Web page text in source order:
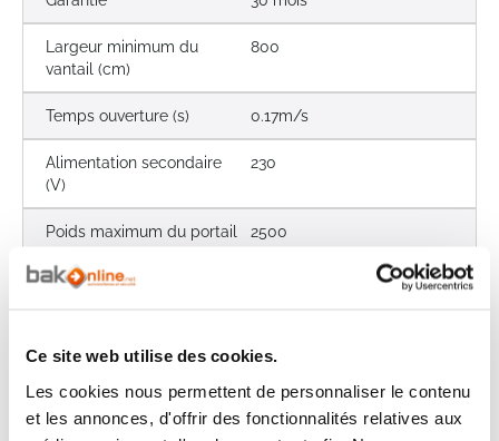
Ce site web utilise des cookies.
Les cookies nous permettent de personnaliser le contenu
et les annonces, d'offrir des fonctionnalités relatives aux
Largeur minimum du
vantail (cm)
800
Temps ouverture (s) 0.17m/s
Alimentation secondaire
(V)
230
Poids maximum du portail
2500
Il n'y a pas encore d'avis sur ce produit